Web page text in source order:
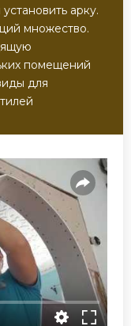
арку.
множество.
помещений
для